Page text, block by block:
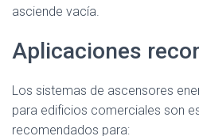
asciende vacía.
Aplicaciones
Los sistemas de ascensores
para edificios comerciales son
recomendados para: